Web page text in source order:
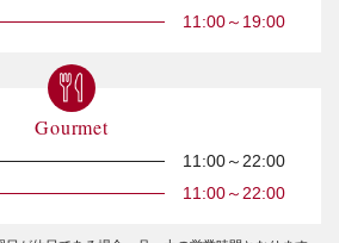
11:00～19:00
Gourmet
11:00～22:00
11:00～22:00